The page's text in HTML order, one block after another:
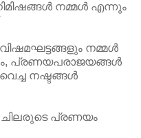
നമ്മൾ എന്നും
നമ്മൾ
പ്രണയപരാജയങ്ങൾ
നഷ്ടങ്ങൾ
ചിലരുടെ പ്രണയം